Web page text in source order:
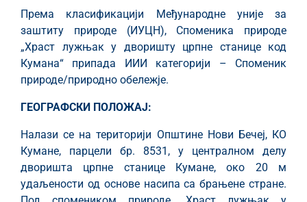
Према класификацији Међународне уније за
заштиту природе (ИУЦН), Споменика природе
„Храст лужњак у дворишту црпне станице код
Кумана“ припада ИИИ категорији – Споменик
природе/природно обележје.
ГЕОГРАФСКИ ПОЛОЖАЈ:
Налази се на територији Општине Нови Бечеј, КО
Кумане, парцели бр. 8531, у централном делу
дворишта црпне станице Кумане, око 20 м
удаљености од основе насипа са брањене стране.